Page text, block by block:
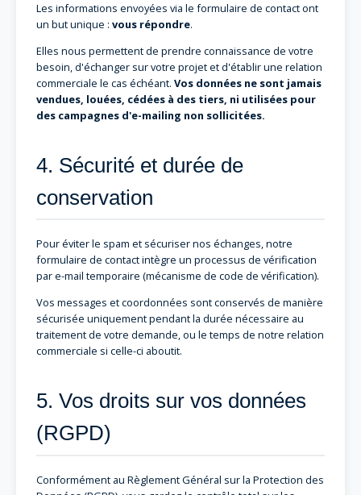
Les informations envoyées via le formulaire de contact ont
un but unique : vous répondre.
Elles nous permettent de prendre connaissance de votre
besoin, d'échanger sur votre projet et d'établir une relation
commerciale le cas échéant. Vos données ne sont jamais
vendues, louées, cédées à des tiers, ni utilisées pour
des campagnes d'e-mailing non sollicitées.
4. Sécurité et durée de
conservation
Pour éviter le spam et sécuriser nos échanges, notre
formulaire de contact intègre un processus de vérification
par e-mail temporaire (mécanisme de code de vérification).
Vos messages et coordonnées sont conservés de manière
sécurisée uniquement pendant la durée nécessaire au
traitement de votre demande, ou le temps de notre relation
commerciale si celle-ci aboutit.
5. Vos droits sur vos données
(RGPD)
Conformément au Règlement Général sur la Protection des